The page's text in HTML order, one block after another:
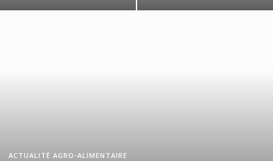
ACTUALITÉ AGRO-ALIMENTAIRE